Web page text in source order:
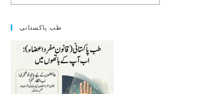
طب پاکستانی